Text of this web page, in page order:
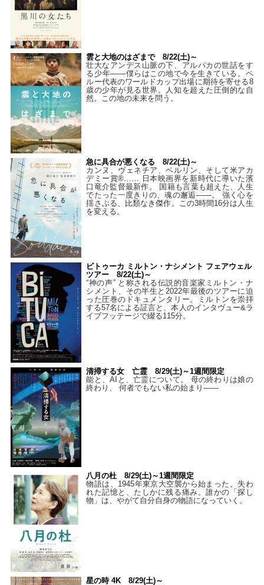
雲と大地のはざまで 8/22(土)～
壮大なアンデス山脈の下、アルパカの世話をす
る少年――僕らはこの地で今を生きている。ペ
ルー代表のワールドカップ出場に期待を寄せる8
歳の少年が見る世界。人知を超えた圧倒的な自
然。この地の未来を問う。
急に具合が悪くなる 8/22(土)～
カンヌ、ヴェネチア、ベルリン、そして米アカ
デミー賞®…… 日本映画界を新時代に導いた濱
口竜介監督最新作。 国籍も言葉も超えた、人生
でたった一度きりの、魂の邂逅――。 強く心を
揺さぶる、比類なき傑作。この3時間16分は人生
を変える。
ビトゥーカ ミルトン・ナシメント フェアウェル
ツアー 8/22(土)～
“神の声” と称される伝説的音楽家ミルトン・ナ
シメント、その半生と2022年最後のツアーに迫
った圧巻のドキュメンタリー。ミルトンを崇拝
する57名による証言と、本人のインタヴュー&ラ
イブフッテージで綴る115分。
清掃する女 亡霊 8/29(土)～1週間限定
能と、AIと、亡霊について。 母の終わりは娘の
終わり、 何者でもない私の始まり――
八月の杜 8/29(土)～1週間限定
物語は、1945年東京大空襲から始まった。失わ
れた記憶と、たしかに残る痛み。誰かの「探し
物」は、やがて自分自身の物語になっていく。
星の時 4K 8/29(土)～